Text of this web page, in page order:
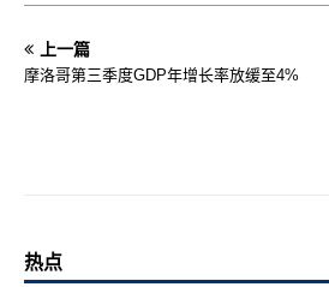
上一篇
摩洛哥第三季度GDP年增长率放缓至4%
热点